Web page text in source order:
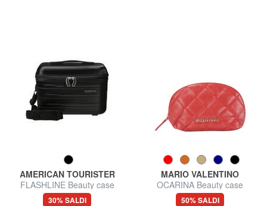
AMERICAN TOURISTER
FLASHLINE Beauty case
rigido con tracolla
30% SALDI
MARIO VALENTINO
OCARINA Beauty case
trapuntato
50% SALDI